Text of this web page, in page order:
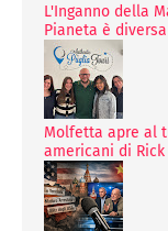
L'Inganno della
Pianeta è
Molfetta apre al
americani di Rick